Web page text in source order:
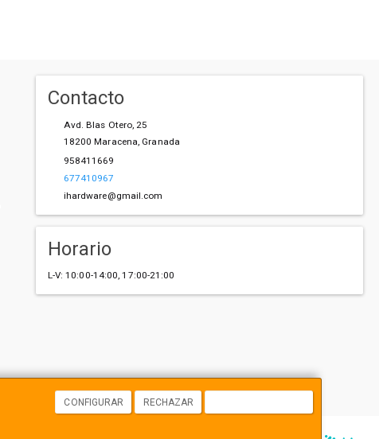
CONFIGURAR RECHAZAR
Contacto
Avd. Blas Otero, 25
18200 Maracena, Granada
958411669
677410967
ihardware@gmail.com
Horario
L-V: 10:00-14:00, 17:00-21:00